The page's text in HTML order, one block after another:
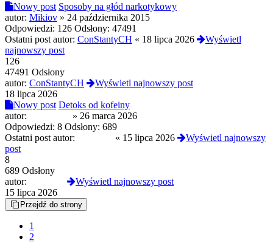
Nowy post Sposoby na głód narkotykowy
autor: Mikiov » 24 października 2015
Odpowiedzi: 126 Odsłony: 47491
Ostatni post autor: ConStantyCH « 18 lipca 2026
Wyświetl
najnowszy post
126
47491 Odsłony
autor: ConStantyCH
Wyświetl najnowszy post
18 lipca 2026
Nowy post Detoks od kofeiny
autor:
» 26 marca 2026
Odpowiedzi: 8 Odsłony: 689
Ostatni post autor:
« 15 lipca 2026
Wyświetl najnowszy
post
8
689 Odsłony
autor:
Wyświetl najnowszy post
15 lipca 2026
Przejdź do strony
1
2